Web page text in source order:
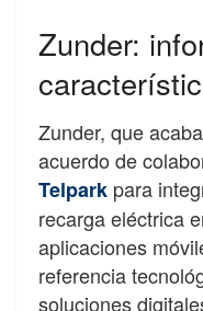
Zunder:
Zunder, que
acuerdo de
Telpark para
recarga eléctrica
aplicaciones
referencia
soluciones